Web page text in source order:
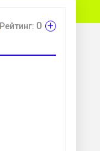
Рейтинг: 0 +